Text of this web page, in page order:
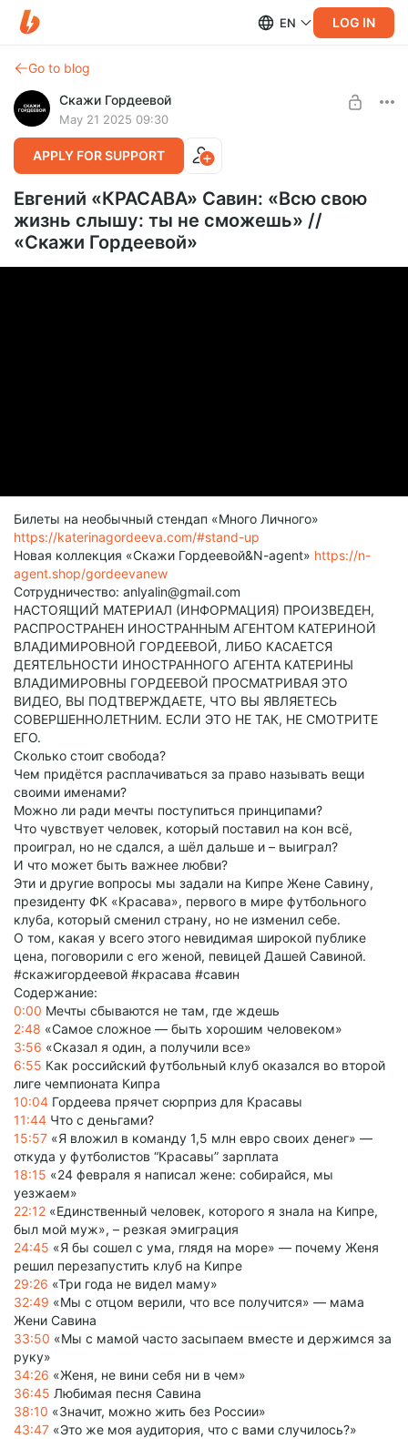
EN LOG IN
Go to blog
Скажи Гордеевой
May 21 2025 09:30
APPLY FOR SUPPORT
Евгений «КРАСАВА» Савин: «Всю свою
жизнь слышу: ты не сможешь» //
«Скажи Гордеевой»
Билеты на необычный стендап «Много Личного»
https://katerinagordeeva.com/#stand-up
Новая коллекция «Скажи Гордеевой&N-agent» https://n-
agent.shop/gordeevanew
Сотрудничество: anlyalin@gmail.com
НАСТОЯЩИЙ МАТЕРИАЛ (ИНФОРМАЦИЯ) ПРОИЗВЕДЕН,
РАСПРОСТРАНЕН ИНОСТРАННЫМ АГЕНТОМ КАТЕРИНОЙ
ВЛАДИМИРОВНОЙ ГОРДЕЕВОЙ, ЛИБО КАСАЕТСЯ
ДЕЯТЕЛЬНОСТИ ИНОСТРАННОГО АГЕНТА КАТЕРИНЫ
ВЛАДИМИРОВНЫ ГОРДЕЕВОЙ ПРОСМАТРИВАЯ ЭТО
ВИДЕО, ВЫ ПОДТВЕРЖДАЕТЕ, ЧТО ВЫ ЯВЛЯЕТЕСЬ
СОВЕРШЕННОЛЕТНИМ. ЕСЛИ ЭТО НЕ ТАК, НЕ СМОТРИТЕ
ЕГО.
Сколько стоит свобода?
Чем придётся расплачиваться за право называть вещи
своими именами?
Можно ли ради мечты поступиться принципами?
Что чувствует человек, который поставил на кон всё,
проиграл, но не сдался, а шёл дальше и – выиграл?
И что может быть важнее любви?
Эти и другие вопросы мы задали на Кипре Жене Савину,
президенту ФК «Красава», первого в мире футбольного
клуба, который сменил страну, но не изменил себе.
О том, какая у всего этого невидимая широкой публике
цена, поговорили с его женой, певицей Дашей Савиной.
#скажигордеевой #красава #савин
Содержание:
0:00 Мечты сбываются не там, где ждешь
2:48 «Самое сложное — быть хорошим человеком»
3:56 «Сказал я один, а получили все»
6:55 Как российский футбольный клуб оказался во второй
лиге чемпионата Кипра
10:04 Гордеева прячет сюрприз для Красавы
11:44 Что с деньгами?
15:57 «Я вложил в команду 1,5 млн евро своих денег» —
откуда у футболистов “Красавы” зарплата
18:15 «24 февраля я написал жене: собирайся, мы
уезжаем»
22:12 «Единственный человек, которого я знала на Кипре,
был мой муж», – резкая эмиграция
24:45 «Я бы сошел с ума, глядя на море» — почему Женя
решил перезапустить клуб на Кипре
29:26 «Три года не видел маму»
32:49 «Мы с отцом верили, что все получится» — мама
Жени Савина
33:50 «Мы с мамой часто засыпаем вместе и держимся за
руку»
34:26 «Женя, не вини себя ни в чем»
36:45 Любимая песня Савина
38:10 «Значит, можно жить без России»
43:47 «Это же моя аудитория, что с вами случилось?»